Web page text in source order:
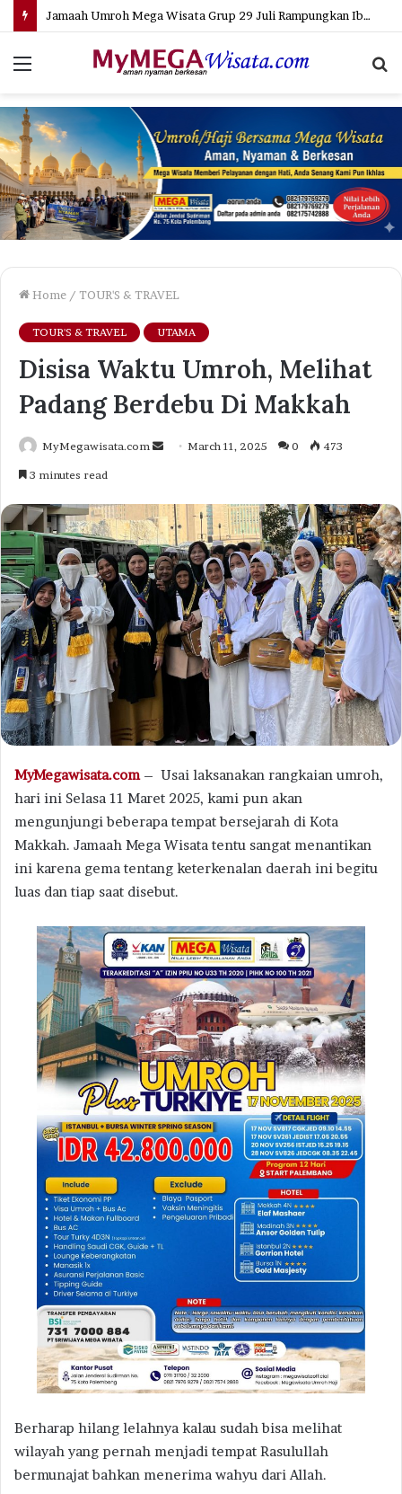
Jamaah Umroh Mega Wisata Grup 29 Juli Rampungkan Ibadah Inti Umroh di Masjidil Haram
Menu
Home / TOUR'S & TRAVEL
TOUR'S & TRAVEL UTAMA
Disisa Waktu Umroh, Melihat
Padang Berdebu Di Makkah
MyMegawisata.com
SendMarch 11, 2025 0 473
3 minutes read
MyMegawisata.com– Usai laksanakan rangkaian umroh,
hari ini Selasa 11 Maret 2025, kami pun akan
mengunjungi beberapa tempat bersejarah di Kota
Makkah. Jamaah Mega Wisata tentu sangat menantikan
ini karena gema tentang keterkenalan daerah ini begitu
luas dan tiap saat disebut.
Berharap hilang lelahnya kalau sudah bisa melihat
wilayah yang pernah menjadi tempat Rasulullah
bermunajat bahkan menerima wahyu dari Allah.